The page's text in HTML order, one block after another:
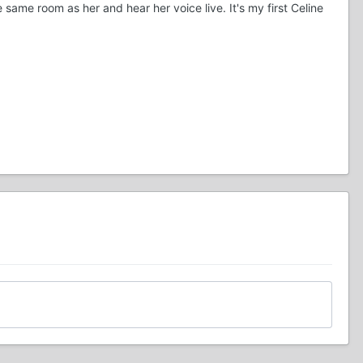
room as her and hear her voice live. It's my first Celine